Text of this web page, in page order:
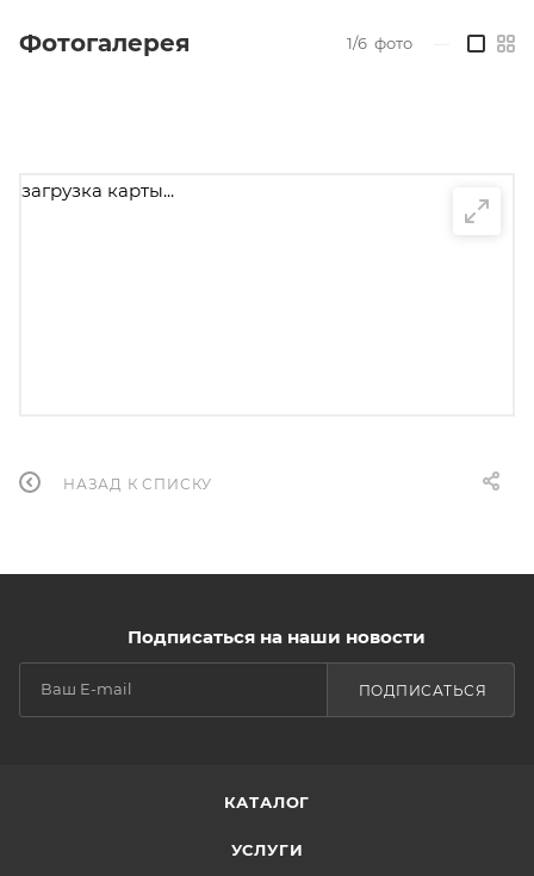
Фотогалерея 1/6 фото
загрузка карты...
НАЗАД К СПИСКУ
Подписаться на наши новости
ПОДПИСАТЬСЯ
КАТАЛОГ
УСЛУГИ